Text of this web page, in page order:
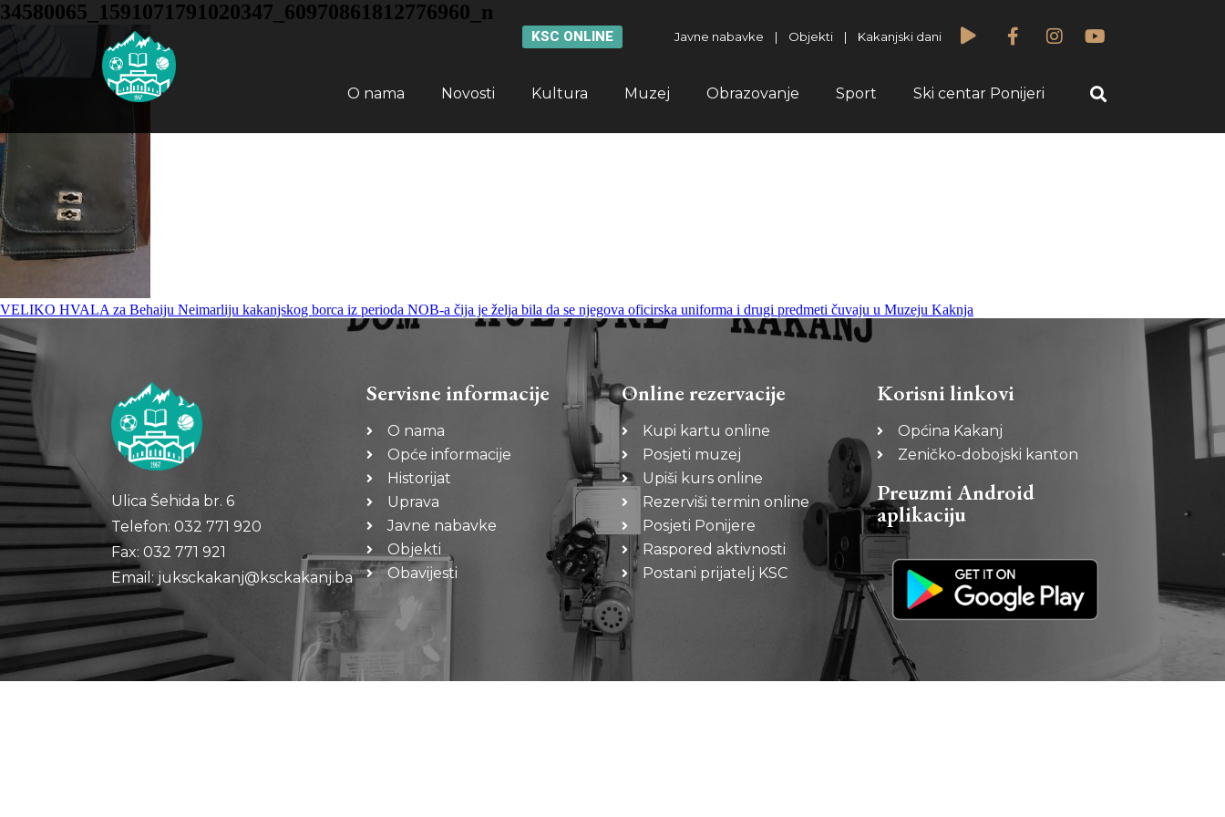
KSC ONLINE Javne nabavke | Objekti | Kakanjski dani
O nama Novosti Kultura Muzej Obrazovanje Sport Ski centar Ponijeri
34580065_1591071791020347_60970861812776960_n
VELIKO HVALA za Behaiju Neimarliju kakanjskog borca iz perioda NOB-a čija je želja bila da se njegova oficirska uniforma i drugi predmeti čuvaju u Muzeju Kaknja
Ulica Šehida br. 6
Telefon: 032 771 920
Fax: 032 771 921
Email: juksckakanj@ksckakanj.ba
Servisne informacije
O nama
Opće informacije
Historijat
Uprava
Javne nabavke
Objekti
Obavijesti
Online rezervacije
Kupi kartu online
Posjeti muzej
Upiši kurs online
Rezerviši termin online
Posjeti Ponijere
Raspored aktivnosti
Postani prijatelj KSC
Korisni linkovi
Općina Kakanj
Zeničko-dobojski kanton
Preuzmi Android
aplikaciju